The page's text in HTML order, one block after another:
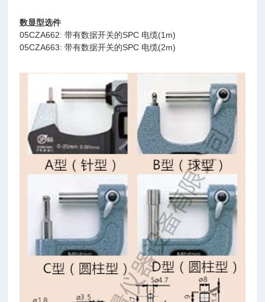
数显型选件
05CZA662:带有数据开关的SPC 电缆(1m)
05CZA663: 带有数据开关的SPC 电缆(2m)